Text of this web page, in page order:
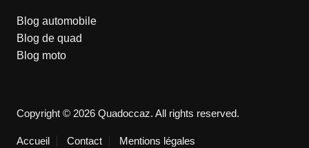
Blog automobile
Blog de quad
Blog moto
Copyright © 2026 Quadoccaz. All rights reserved.
Accueil Contact Mentions légales